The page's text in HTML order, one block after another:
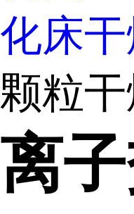
化床
颗粒
离